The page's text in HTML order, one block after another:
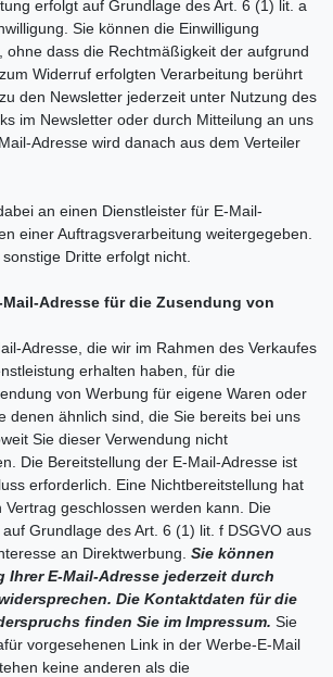
erfolgt auf Grundlage des Art. 6 (1) lit. a
Sie können die Einwilligung
ohne dass die Rechtmäßigkeit der aufgrund
Widerruf erfolgten Verarbeitung berührt
den Newsletter jederzeit unter Nutzung des
im Newsletter oder durch Mitteilung an uns
Adresse wird danach aus dem Verteiler
an einen Dienstleister für E-Mail-
einer Auftragsverarbeitung weitergegeben.
Dritte erfolgt nicht.
Mail-Adresse für die Zusendung von
Adresse, die wir im Rahmen des Verkaufes
erhalten haben, für die
von Werbung für eigene Waren oder
denen ähnlich sind, die Sie bereits bei uns
Sie dieser Verwendung nicht
Die Bereitstellung der E-Mail-Adresse ist
erforderlich. Eine Nichtbereitstellung hat
geschlossen werden kann. Die
Grundlage des Art. 6 (1) lit. f DSGVO aus
an Direktwerbung. Sie können
Ihrer E-Mail-Adresse jederzeit durch
Die Kontaktdaten für die
finden Sie im Impressum. Sie
vorgesehenen Link in der Werbe-E-Mail
keine anderen als die